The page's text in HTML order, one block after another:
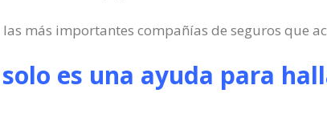
más importantes compañías de seguros que
es una ayuda para